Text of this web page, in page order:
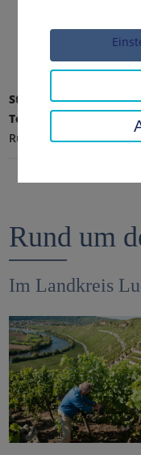
Startseite
Tourismus & Freizeit
Rund um den Wein
Rund um
Im Landkreis